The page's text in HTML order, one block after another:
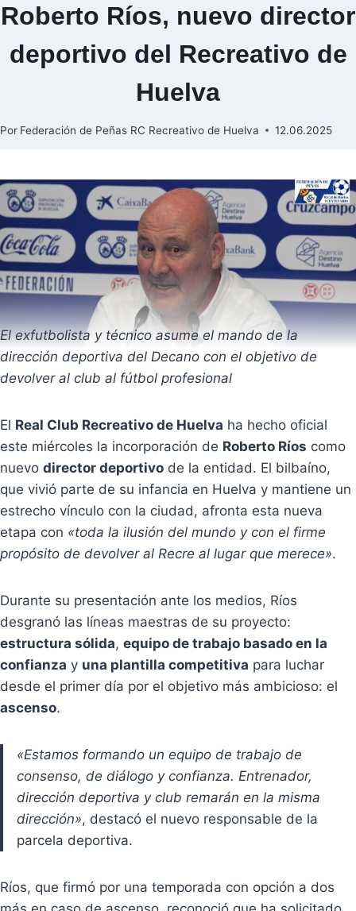
Roberto Ríos, nuevo director
deportivo del Recreativo de
Huelva
Por Federación de Peñas RC Recreativo de Huelva 12.06.2025
El exfutbolista y técnico asume el mando de la
dirección deportiva del Decano con el objetivo de
devolver al club al fútbol profesional
El Real Club Recreativo de Huelva ha hecho oficial
este miércoles la incorporación de Roberto Ríos como
nuevo director deportivo de la entidad. El bilbaíno,
que vivió parte de su infancia en Huelva y mantiene un
estrecho vínculo con la ciudad, afronta esta nueva
etapa con «toda la ilusión del mundo y con el firme
propósito de devolver al Recre al lugar que merece».
Durante su presentación ante los medios, Ríos
desgranó las líneas maestras de su proyecto:
estructura sólida, equipo de trabajo basado en la
confianza y una plantilla competitiva para luchar
desde el primer día por el objetivo más ambicioso: el
ascenso.
«Estamos formando un equipo de trabajo de
consenso, de diálogo y confianza. Entrenador,
dirección deportiva y club remarán en la misma
dirección», destacó el nuevo responsable de la
parcela deportiva.
Ríos, que firmó por una temporada con opción a dos